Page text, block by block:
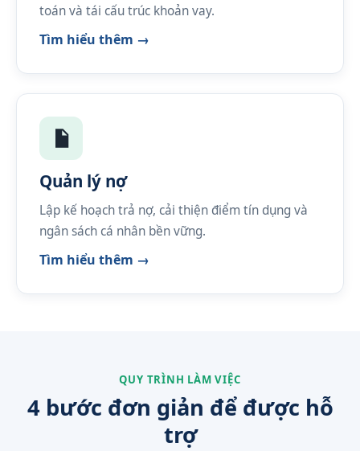
toán và tái cấu trúc khoản vay.
Tìm hiểu thêm →
Quản lý nợ
Lập kế hoạch trả nợ, cải thiện điểm tín dụng và
ngân sách cá nhân bền vững.
Tìm hiểu thêm →
QUY TRÌNH LÀM VIỆC
4 bước đơn giản để được hỗ
trợ